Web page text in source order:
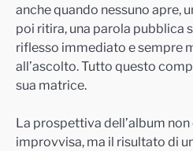
anche quando nessuno apre,
poi ritira, una parola pubblica
riflesso immediato e sempre
all’ascolto. Tutto questo
sua matrice.
La prospettiva dell’album
improvvisa, ma il risultato di